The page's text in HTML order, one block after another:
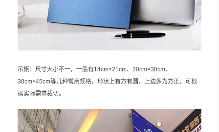
吊旗：尺寸大小不一，一般有14cm×21cm、20cm×30cm、
30cm×45cm等几种常用规格，形状上有方有圆，上边多为方正，可根
据实际需求裁切。